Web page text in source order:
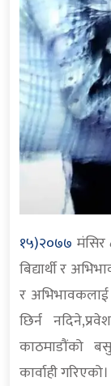
१५)२०७७
बिद्यार्थी र
र
छिर्न
काठमाडौंको
कार्वाही गरिएको।